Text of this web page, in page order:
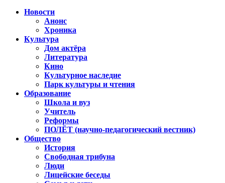
Новости
Анонс
Хроника
Культура
Дом актёра
Литература
Кино
Культурное наследие
Парк культуры и чтения
Образование
Школа и вуз
Учитель
Реформы
ПОЛЁТ (научно-педагогический вестник)
Общество
История
Свободная трибуна
Люди
Лицейские беседы